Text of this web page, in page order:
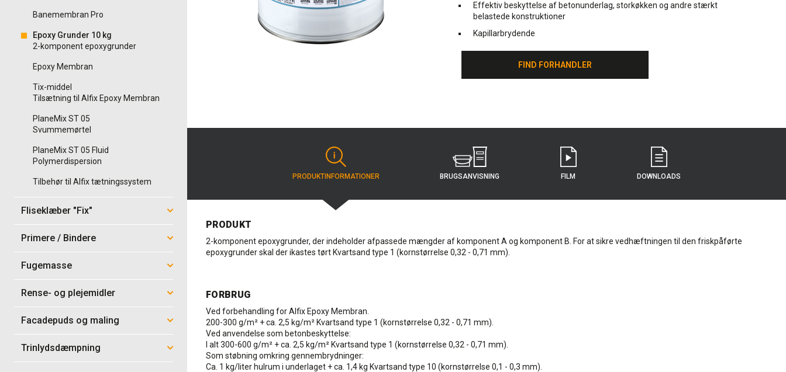
Banemembran Pro
Epoxy Grunder 10 kg
2-komponent epoxygrunder
Epoxy Membran
Tix-middel
Tilsætning til Alfix Epoxy Membran
PlaneMix ST 05
Svummemørtel
PlaneMix ST 05 Fluid
Polymerdispersion
Tilbehør til Alfix tætningssystem
Fliseklæber "Fix"
Primere / Bindere
Fugemasse
Rense- og plejemidler
Facadepuds og maling
Trinlydsdæmpning
Effektiv beskyttelse af betonunderlag, storkøkken og andre stærkt
belastede konstruktioner
Kapillarbrydende
FIND FORHANDLER
FIND FORHANDLER
PRODUKT­INFORMATIONER BRUGS­ANVISNING FILM DOWNLOADS
PRODUKT
2-komponent epoxygrunder, der indeholder afpassede mængder af komponent A og komponent B. For at sikre vedhæftningen til den friskpåførte
epoxygrunder skal der ikastes tørt Kvartsand type 1 (kornstørrelse 0,32 - 0,71 mm).
FORBRUG
Ved forbehandling for Alfix Epoxy Membran.
200-300 g/m² + ca. 2,5 kg/m² Kvartsand type 1 (kornstørrelse 0,32 - 0,71 mm).
Ved anvendelse som betonbeskyttelse:
I alt 300-600 g/m² + ca. 2,5 kg/m² Kvartsand type 1 (kornstørrelse 0,32 - 0,71 mm).
Som støbning omkring gennembrydninger:
Ca. 1 kg/liter hulrum i underlaget + ca. 1,4 kg Kvartsand type 10 (kornstørrelse 0,1 - 0,3 mm).